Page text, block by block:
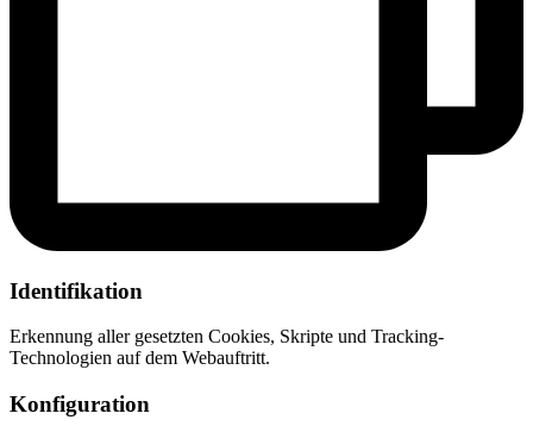
Identifikation
Erkennung aller gesetzten Cookies, Skripte und Tracking-
Technologien auf dem Webauftritt.
Konfiguration